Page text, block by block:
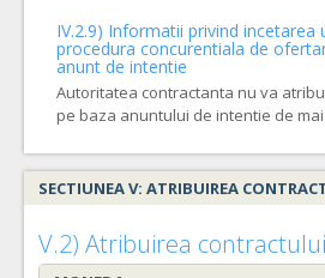
IV.2.9) Informatii privind incetarea
procedura concurentiala de
anunt de intentie
Autoritatea contractanta nu va
pe baza anuntului de intentie de
SECTIUNEA V: ATRIBUIREA
V.2) Atribuirea contractului